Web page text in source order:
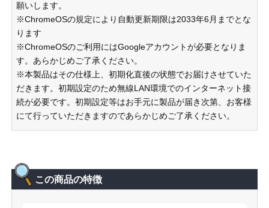
願いします。
※ChromeOSの規定により自動更新期限は2033年6月までとな
ります
※ChromeOSのご利用にはGoogleアカウントが必要となりま
す。あらかじめご了承ください。
※本製品はその仕様上、初期化直後の状態でお届けさせていた
だきます。初期設定のため無線LAN環境でのインターネット接
続が必要です。初期設定等はお手元に製品が届き次第、お客様
にて行っていただきますのであらかじめご了承ください。
この商品の特徴